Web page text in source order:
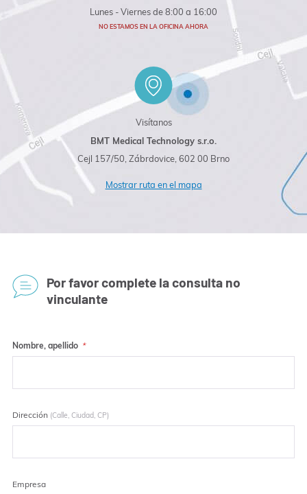
Lunes - Viernes de 8:00 a 16:00
NO ESTAMOS EN LA OFICINA AHORA
Visítanos
BMT Medical Technology s.r.o.
Cejl 157/50, Zábrdovice, 602 00 Brno
Mostrar ruta en el mapa
Por favor complete la consulta no
vinculante
Nombre, apellido
Dirección (Calle, Ciudad, CP)
Empresa